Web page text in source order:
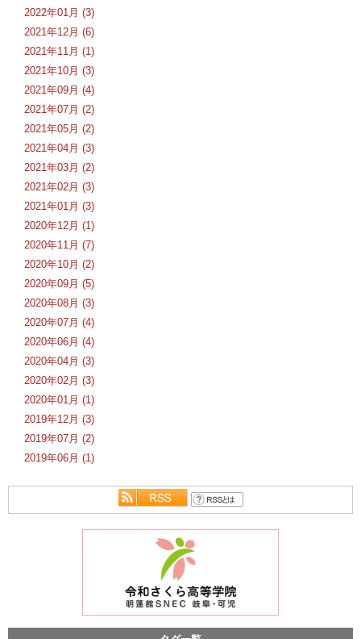
2022年01月 (3)
2021年12月 (6)
2021年11月 (1)
2021年10月 (3)
2021年09月 (4)
2021年07月 (2)
2021年05月 (2)
2021年04月 (3)
2021年03月 (2)
2021年02月 (3)
2021年01月 (3)
2020年12月 (1)
2020年11月 (7)
2020年10月 (2)
2020年09月 (5)
2020年08月 (3)
2020年07月 (4)
2020年06月 (4)
2020年04月 (3)
2020年02月 (3)
2020年01月 (1)
2019年12月 (3)
2019年07月 (2)
2019年06月 (1)